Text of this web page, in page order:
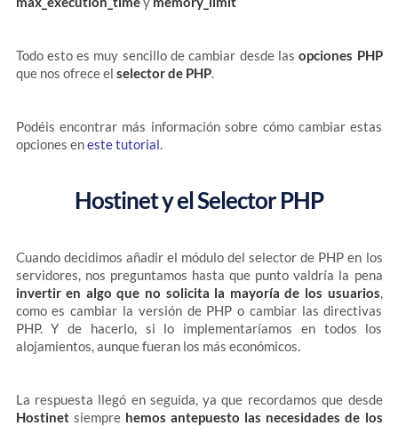
Todo esto es muy sencillo de cambiar desde lasopciones PHP
que nos ofrece el selector de PHP.
Podéis encontrar más información sobre cómo cambiar estas
opciones eneste tutorial.
Hostinet y el Selector PHP
Cuando decidimos añadir el módulo del selector de PHP en los
servidores, nos preguntamos hasta que punto valdría la pena
invertir en algo que no solicita la mayoría de los usuarios,
como es cambiar la versión de PHP o cambiar las directivas
PHP. Y de hacerlo, si lo implementaríamos en todos los
alojamientos, aunque fueran los más económicos.
La respuesta llegó en seguida, ya que recordamos que desde
Hostinetsiempre hemos antepuesto las necesidades de los